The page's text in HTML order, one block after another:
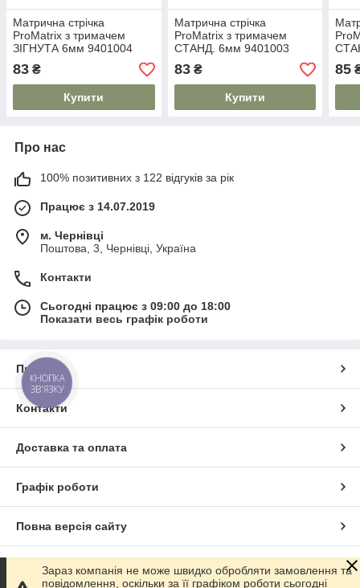
Матрична стрічка
ProMatrix з тримачем
ЗІГНУТА 6мм 9401004
83 ₴
Купити
Матрична стрічка
ProMatrix з тримачем
СТАНД. 6мм 9401003
83₴
Купити
85
Про нас
100% позитивних з 122 відгуків за рік
Працює з 14.07.2019
м. Чернівці
Поштова, 3, Чернівці, Україна
Контакти
Сьогодні працює з 09:00 до 18:00
Показати весь графік роботи
Про нас
Контакти
Доставка та оплата
Графік роботи
Повна версія сайту
Сайт створено на маркетплейсі Prom.ua
Зараз компанія не може швидко обробляти замовлення та
повідомлення, оскільки за її графіком роботи сьогодні
КНОПКА
ЗВ'ЯЗКУ